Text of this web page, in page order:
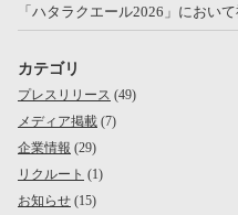
「ハタラクエール2026」におい
カテゴリ
プレスリリース (49)
メディア掲載 (7)
企業情報 (29)
リクルート (1)
お知らせ (15)